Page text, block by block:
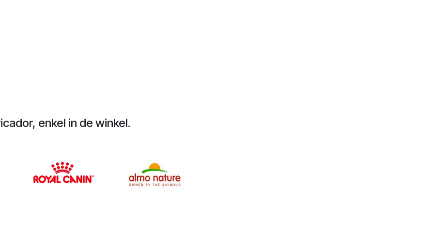
enkel in de winkel.